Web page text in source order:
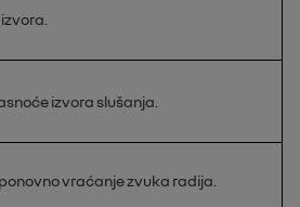
izvora slušanja.
vraćanje zvuka radija.